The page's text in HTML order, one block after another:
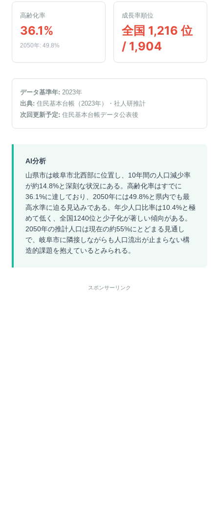
高齢化率
36.1%
2050年: 49.8%
成長率順位
全国 1,216 位
/ 1,904
データ基準年: 2023年
出典: 住民基本台帳（2023年）
・社人研推計
次回更新予定: 住民基本台帳データ公表後
AI分析
山県市は岐阜市北西部に位置し、10年間の人口減少率
が約14.8%と深刻な状況にある。高齢化率はすでに
36.1%に達しており、2050年には49.8%と県内でも最
高水準に迫る見込みである。年少人口比率は10.4%と極
めて低く、全国1240位と少子化が著しい傾向がある。
2050年の推計人口は現在の約55%にとどまる見通し
で、岐阜市に隣接しながらも人口流出が止まらない構
造的課題を抱えているとみられる。
スポンサーリンク